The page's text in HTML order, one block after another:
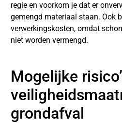
regie en voorkom je dat er
gemengd materiaal staan. Ook
verwerkingskosten, omdat
niet worden vermengd.
Mogelijke
grondafval